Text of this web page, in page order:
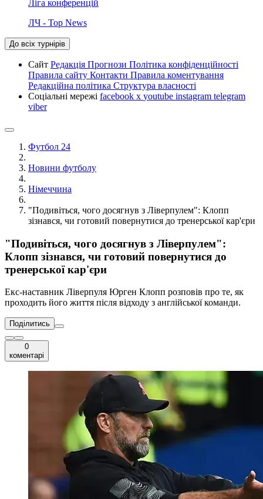
Ліга конференцій
ЛЧ - Top News
До всіх турнірів
Сайт Редакція Прогнози Політика конфіденційності
Правила сайту Контакти Правила коментування
Редакційна політика Структура власності
Соціальні мережі facebook x youtube instagram telegram
viber
Футбол 24
Новини футболу
Німеччина
"Подивіться, чого досягнув з Ліверпулем": Клопп
зізнався, чи готовий повернутися до тренерської кар'єри
"Подивіться, чого досягнув з Ліверпулем":
Клопп зізнався, чи готовий повернутися до
тренерської кар'єри
Екс-наставник Ліверпуля Юрген Клопп розповів про те, як
проходить його життя після відходу з англійської команди.
Поділитись
0
коментарі